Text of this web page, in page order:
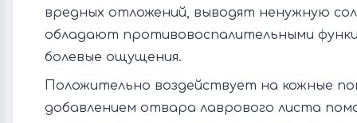
вредных отложений, выводят ненужную
обладают противовоспалительными
болевые ощущения.
Положительно воздействует на кожные
добавлением отвара лаврового листа